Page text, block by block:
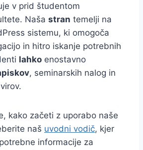
v prid študentom
Naša stran temelji na
sistemu, ki omogoča
in hitro iskanje potrebnih
lahko enostavno
, seminarskih nalog in
kako začeti z uporabo naše
naš uvodni vodič, kjer
informacije za